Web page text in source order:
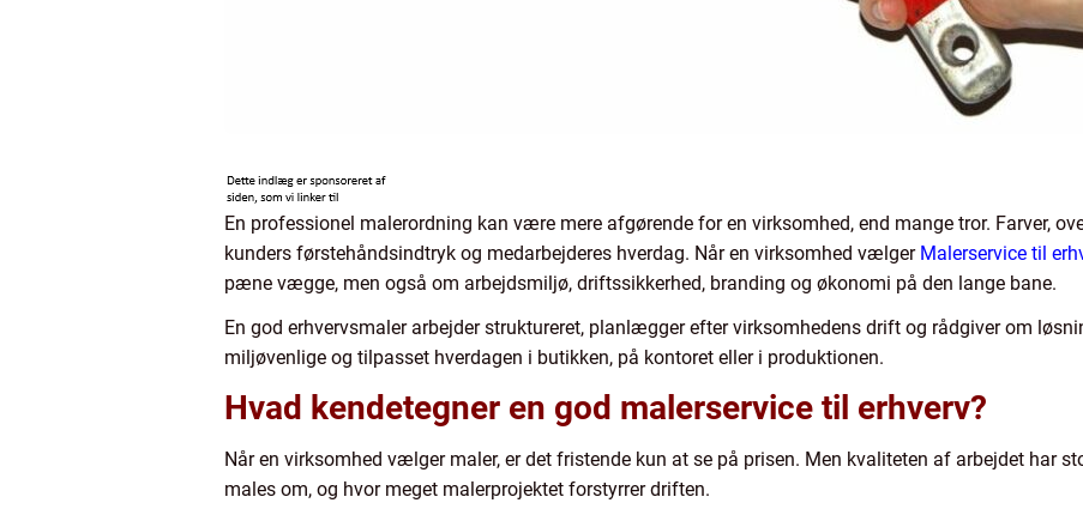
En professionel malerordning kan være mere afgørende for en virksomhed, end mange tror. Farver,
kunders førstehåndsindtryk og medarbejderes hverdag. Når en virksomhed vælger Malerservice til
pæne vægge, men også om arbejdsmiljø, driftssikkerhed, branding og økonomi på den lange bane.
En god erhvervsmaler arbejder struktureret, planlægger efter virksomhedens drift og rådgiver om
miljøvenlige og tilpasset hverdagen i butikken, på kontoret eller i produktionen.
Hvad kendetegner en god malerservice til erhverv?
Når en virksomhed vælger maler, er det fristende kun at se på prisen. Men kvaliteten af arbejdet har
males om, og hvor meget malerprojektet forstyrrer driften.